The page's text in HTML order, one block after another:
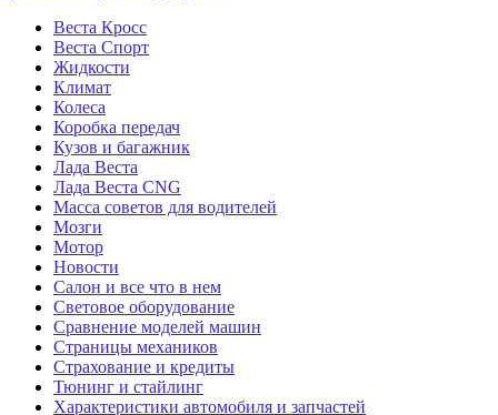
Веста Кросс
Веста Спорт
Жидкости
Климат
Колеса
Коробка передач
Кузов и багажник
Лада Веста
Лада Веста CNG
Масса советов для водителей
Мозги
Мотор
Новости
Салон и все что в нем
Световое оборудование
Сравнение моделей машин
Страницы механиков
Страхование и кредиты
Тюнинг и стайлинг
Характеристики автомобиля и запчастей